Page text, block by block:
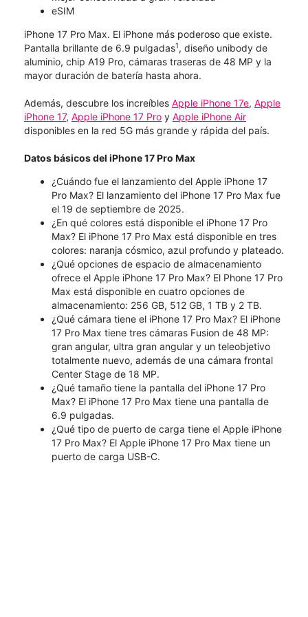
eSIM
iPhone 17 Pro Max. El iPhone más poderoso que existe.
Pantalla brillante de 6.9 pulgadas1, diseño unibody de
aluminio, chip A19 Pro, cámaras traseras de 48 MP y la
mayor duración de batería hasta ahora.
Además, descubre los increíbles Apple iPhone 17e, Apple
iPhone 17, Apple iPhone 17 Pro y Apple iPhone Air
disponibles en la red 5G más grande y rápida del país.
Datos básicos del iPhone 17 Pro Max
¿Cuándo fue el lanzamiento del Apple iPhone 17
Pro Max? El lanzamiento del iPhone 17 Pro Max fue
el 19 de septiembre de 2025.
¿En qué colores está disponible el iPhone 17 Pro
Max? El iPhone 17 Pro Max está disponible en tres
colores: naranja cósmico, azul profundo y plateado.
¿Qué opciones de espacio de almacenamiento
ofrece el Apple iPhone 17 Pro Max? El Phone 17 Pro
Max está disponible en cuatro opciones de
almacenamiento: 256 GB, 512 GB, 1 TB y 2 TB.
¿Qué cámara tiene el iPhone 17 Pro Max? El iPhone
17 Pro Max tiene tres cámaras Fusion de 48 MP:
gran angular, ultra gran angular y un teleobjetivo
totalmente nuevo, además de una cámara frontal
Center Stage de 18 MP.
¿Qué tamaño tiene la pantalla del iPhone 17 Pro
Max? El iPhone 17 Pro Max tiene una pantalla de
6.9 pulgadas.
¿Qué tipo de puerto de carga tiene el Apple iPhone
17 Pro Max? El Apple iPhone 17 Pro Max tiene un
puerto de carga USB-C.